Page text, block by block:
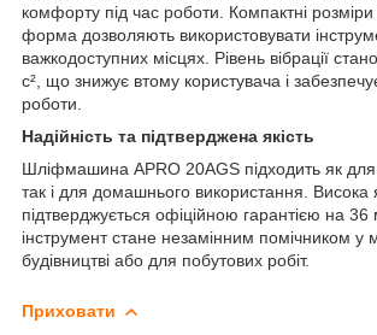
комфорту під час роботи. Компактні розміри
форма дозволяють використовувати
важкодоступних місцях. Рівень вібрації
с², що знижує втому користувача і
роботи.
Надійність та підтверджена якість
Шліфмашина APRO 20AGS підходить як для
так і для домашнього використання. Висока
підтверджується офіційною гарантією на 36
інструмент стане незамінним помічником у
будівництві або для побутових робіт.
Приховати